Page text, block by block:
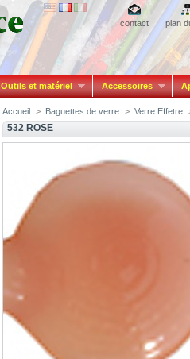
contact plan
Outils et matériel Accessoires
Accueil > Baguettes de verre > Verre Effetre
532 ROSE